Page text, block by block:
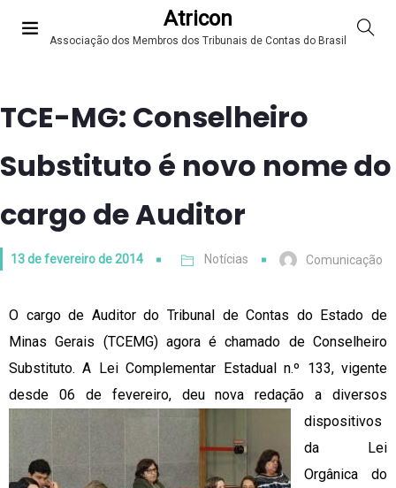
Atricon
Associação dos Membros dos Tribunais de Contas do Brasil
TCE-MG: Conselheiro
Substituto é novo nome do
cargo de Auditor
13 de fevereiro de 2014 Notícias Comunicação
O cargo de Auditor do Tribunal de Contas do Estado de
Minas Gerais (TCEMG) agora é chamado de Conselheiro
Substituto. A Lei Complementar Estadual n.º 133, vigente
desde 06 de fevereiro, deu nova redação a diversos
dispositivos
da Lei
Orgânica do